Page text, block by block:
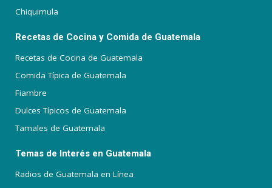
Chiquimula
Recetas de Cocina y Comida de Guatemala
Recetas de Cocina de Guatemala
Comida Típica de Guatemala
Fiambre
Dulces Típicos de Guatemala
Tamales de Guatemala
Temas de Interés en Guatemala
Radios de Guatemala en Línea